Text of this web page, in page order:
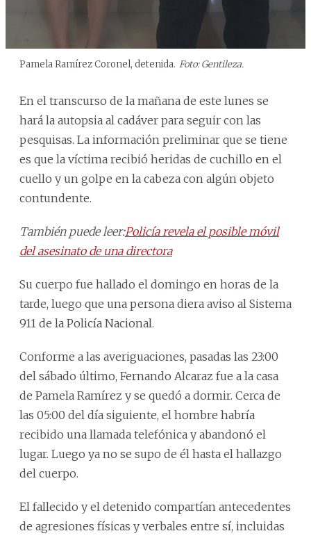
Pamela Ramírez Coronel, detenida. Foto: Gentileza.
En el transcurso de la mañana de este lunes se
hará la autopsia al cadáver para seguir con las
pesquisas. La información preliminar que se tiene
es que la víctima recibió heridas de cuchillo en el
cuello y un golpe en la cabeza con algún objeto
contundente.
También puede leer:Policía revela el posible móvil
del asesinato de una directora
Su cuerpo fue hallado el domingo en horas de la
tarde, luego que una persona diera aviso al Sistema
911 de la Policía Nacional.
Conforme a las averiguaciones, pasadas las 23:00
del sábado último, Fernando Alcaraz fue a la casa
de Pamela Ramírez y se quedó a dormir. Cerca de
las 05:00 del día siguiente, el hombre habría
recibido una llamada telefónica y abandonó el
lugar. Luego ya no se supo de él hasta el hallazgo
del cuerpo.
El fallecido y el detenido compartían antecedentes
de agresiones físicas y verbales entre sí, incluidas